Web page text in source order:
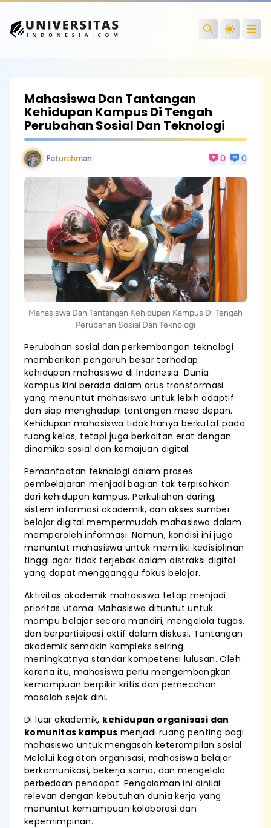
Search
Mahasiswa Dan Tantangan
Kehidupan Kampus Di Tengah
Perubahan Sosial Dan Teknologi
Faturahman 0 0
Mahasiswa Dan Tantangan Kehidupan Kampus Di Tengah
Perubahan Sosial Dan Teknologi
Perubahan sosial dan perkembangan teknologi
memberikan pengaruh besar terhadap
kehidupan mahasiswa di Indonesia. Dunia
kampus kini berada dalam arus transformasi
yang menuntut mahasiswa untuk lebih adaptif
dan siap menghadapi tantangan masa depan.
Kehidupan mahasiswa tidak hanya berkutat pada
ruang kelas, tetapi juga berkaitan erat dengan
dinamika sosial dan kemajuan digital.
Pemanfaatan teknologi dalam proses
pembelajaran menjadi bagian tak terpisahkan
dari kehidupan kampus. Perkuliahan daring,
sistem informasi akademik, dan akses sumber
belajar digital mempermudah mahasiswa dalam
memperoleh informasi. Namun, kondisi ini juga
menuntut mahasiswa untuk memiliki kedisiplinan
tinggi agar tidak terjebak dalam distraksi digital
yang dapat mengganggu fokus belajar.
Aktivitas akademik mahasiswa tetap menjadi
prioritas utama. Mahasiswa dituntut untuk
mampu belajar secara mandiri, mengelola tugas,
dan berpartisipasi aktif dalam diskusi. Tantangan
akademik semakin kompleks seiring
meningkatnya standar kompetensi lulusan. Oleh
karena itu, mahasiswa perlu mengembangkan
kemampuan berpikir kritis dan pemecahan
masalah sejak dini.
Di luar akademik, kehidupan organisasi dan
komunitas kampus menjadi ruang penting bagi
mahasiswa untuk mengasah keterampilan sosial.
Melalui kegiatan organisasi, mahasiswa belajar
berkomunikasi, bekerja sama, dan mengelola
perbedaan pendapat. Pengalaman ini dinilai
relevan dengan kebutuhan dunia kerja yang
menuntut kemampuan kolaborasi dan
kepemimpinan.